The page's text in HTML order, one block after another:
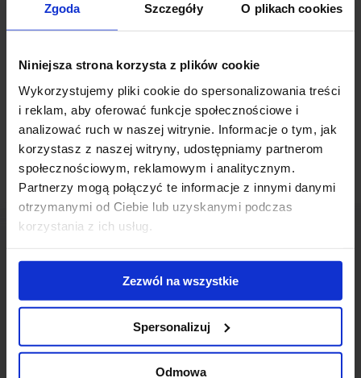
Zgoda Szczegóły O plikach cookies
Niniejsza strona korzysta z plików cookie
Wykorzystujemy pliki cookie do spersonalizowania treści
i reklam, aby oferować funkcje społecznościowe i
analizować ruch w naszej witrynie. Informacje o tym, jak
korzystasz z naszej witryny, udostępniamy partnerom
społecznościowym, reklamowym i analitycznym.
Partnerzy mogą połączyć te informacje z innymi danymi
otrzymanymi od Ciebie lub uzyskanymi podczas
korzystania z ich usług.
Zezwól na wszystkie
Spersonalizuj
Odmowa
Polska firma konsultingowa McKinsey & Company otworzy biuro w
poznańskim projekcie kieleckiego dewelopera Echo Investment.
którego budowę Echo zakończy pod koniec tego roku. Projekt
parku biznesowego, który jest zlokalizowany przy ul. Arcybiskupa
Baraniaka, powstał w pracowni Litoborski-Marciniak.
Skontaktuj się z nami